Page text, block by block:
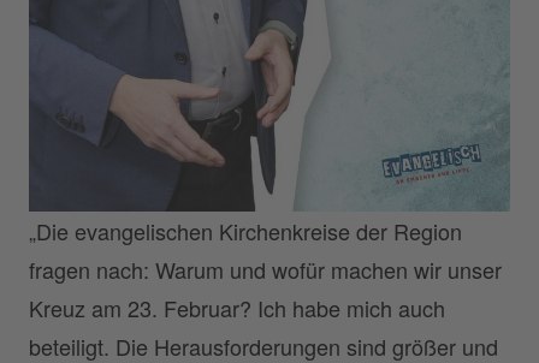
„Die evangelischen Kirchenkreise der Region
fragen nach: Warum und wofür machen wir unser
Kreuz am 23. Februar? Ich habe mich auch
beteiligt. Die Herausforderungen sind größer und